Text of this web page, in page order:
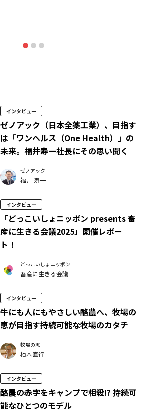
インタビュー
ゼノアック（日本全薬工業）、目指す
は「ワンヘルス（One Health）」の
未来。福井寿一社長にその思い聞く
ゼノアック
福井 寿一
インタビュー
「どっこいしょニッポン presents 畜
産に生きる会議2025」開催レポー
ト！
どっこいしょニッポン
畜産に生きる会議
インタビュー
牛にも人にもやさしい酪農へ、牧場の
恵が目指す持続可能な牧場のカタチ
牧場の恵
栢本直行
インタビュー
酪農の赤字をキャンプで相殺!? 持続可
能なひとつのモデル